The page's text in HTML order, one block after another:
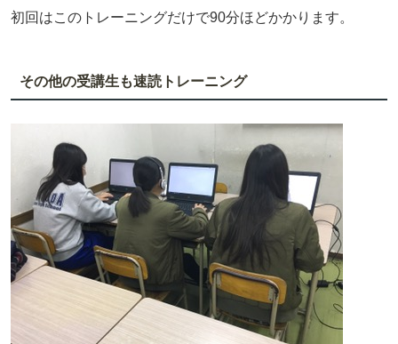
初回はこのトレーニングだけで90分ほどかかります。
その他の受講生も速読トレーニング